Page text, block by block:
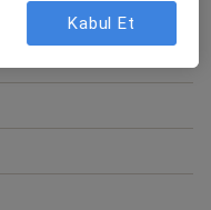
Kabul Et